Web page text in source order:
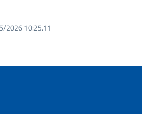
2026 10:25.11